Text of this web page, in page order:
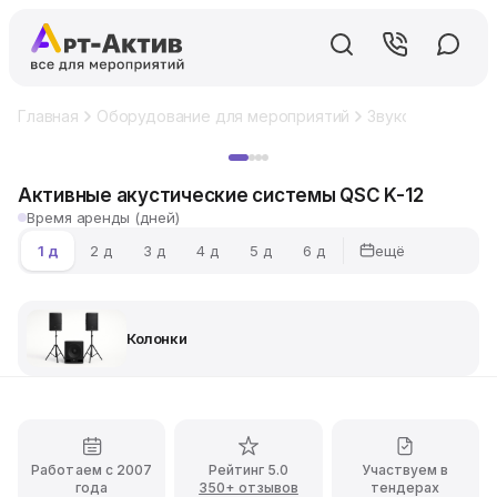
Главная Оборудование для мероприятий Звуковое
Активные акустические системы QSC K-12
Время аренды (дней)
1 д
2 д 3 д 4 д 5 д 6 д ещё
Колонки
Работаем с 2007
года
Рейтинг 5.0
350+ отзывов
Участвуем в
тендерах